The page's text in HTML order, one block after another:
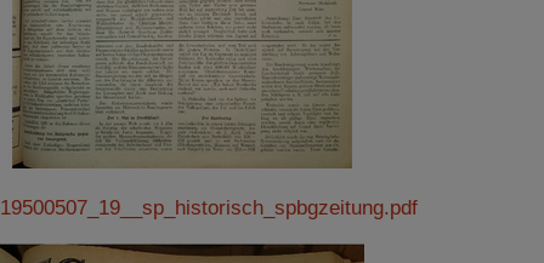
19500507_19__sp_historisch_spbgzeitung.pdf